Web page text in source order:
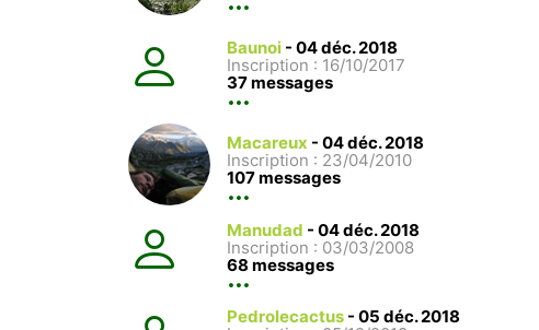
Baunoi - 04 déc. 2018
Inscription : 16/10/2017
37 messages
Macareux - 04 déc. 2018
Inscription : 23/04/2010
107 messages
Manudad - 04 déc. 2018
Inscription : 03/03/2008
68 messages
Pedrolecactus - 05 déc. 2018